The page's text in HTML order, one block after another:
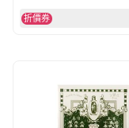
折價券